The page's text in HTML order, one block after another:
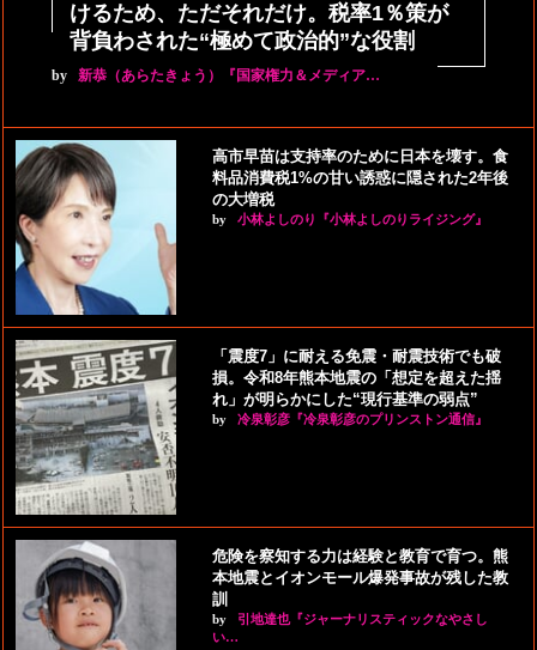
けるため、ただそれだけ。税率1％策が
背負わされた“極めて政治的”な役割
by 新恭（あらたきょう）『国家権力＆メディア…
高市早苗は支持率のために日本を壊す。食
料品消費税1%の甘い誘惑に隠された2年後
の大増税
by 小林よしのり『小林よしのりライジング』
「震度7」に耐える免震・耐震技術でも破
損。令和8年熊本地震の「想定を超えた揺
れ」が明らかにした“現行基準の弱点”
by 冷泉彰彦『冷泉彰彦のプリンストン通信』
危険を察知する力は経験と教育で育つ。熊
本地震とイオンモール爆発事故が残した教
訓
by
引地達也『ジャーナリスティックなやさし
い…